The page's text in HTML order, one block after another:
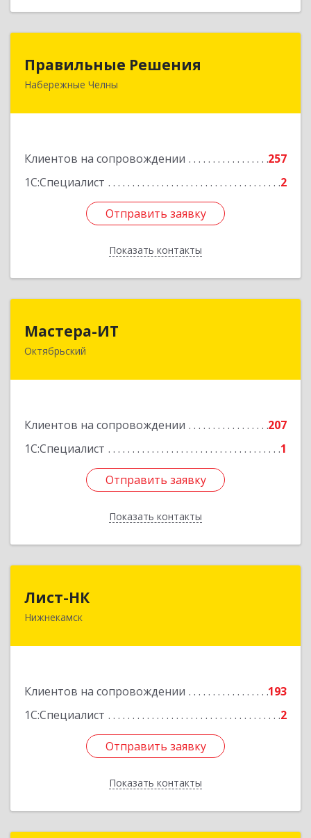
Правильные Решения
Набережные Челны
Клиентов на сопровождении
257
1С:Специалист
2
Отправить заявку
Показать контакты
423832, Татарстан Респ, Набережные Челны г,
Отправить заявку
Назад
Мастера-ИТ
Октябрьский
Клиентов на сопровождении
207
1С:Специалист
1
Отправить заявку
Показать контакты
452607, Башкортостан Респ, Октябрьский г,
Отправить заявку
Назад
Лист-НК
Нижнекамск
Клиентов на сопровождении
193
1С:Специалист
2
Отправить заявку
Показать контакты
423585, Татарстан Респ, Нижнекамский р-н,
Отправить заявку
Назад